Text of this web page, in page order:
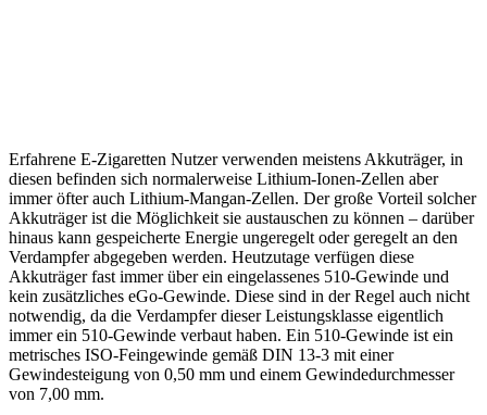
Erfahrene E-Zigaretten Nutzer verwenden meistens Akkuträger, in
diesen befinden sich normalerweise Lithium-Ionen-Zellen aber
immer öfter auch Lithium-Mangan-Zellen. Der große Vorteil solcher
Akkuträger ist die Möglichkeit sie austauschen zu können – darüber
hinaus kann gespeicherte Energie ungeregelt oder geregelt an den
Verdampfer abgegeben werden. Heutzutage verfügen diese
Akkuträger fast immer über ein eingelassenes 510-Gewinde und
kein zusätzliches eGo-Gewinde. Diese sind in der Regel auch nicht
notwendig, da die Verdampfer dieser Leistungsklasse eigentlich
immer ein 510-Gewinde verbaut haben. Ein 510-Gewinde ist ein
metrisches ISO-Feingewinde gemäß DIN 13-3 mit einer
Gewindesteigung von 0,50 mm und einem Gewindedurchmesser
von 7,00 mm.